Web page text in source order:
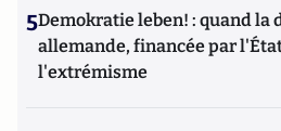
5Demokratie leben! : quand la
allemande, financée par
l'extrémisme